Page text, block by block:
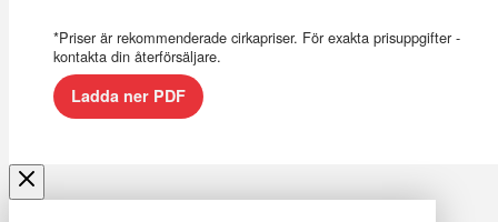
*Priser är rekommenderade cirkapriser. För exakta prisuppgifter -
kontakta din återförsäljare.
Ladda ner PDF